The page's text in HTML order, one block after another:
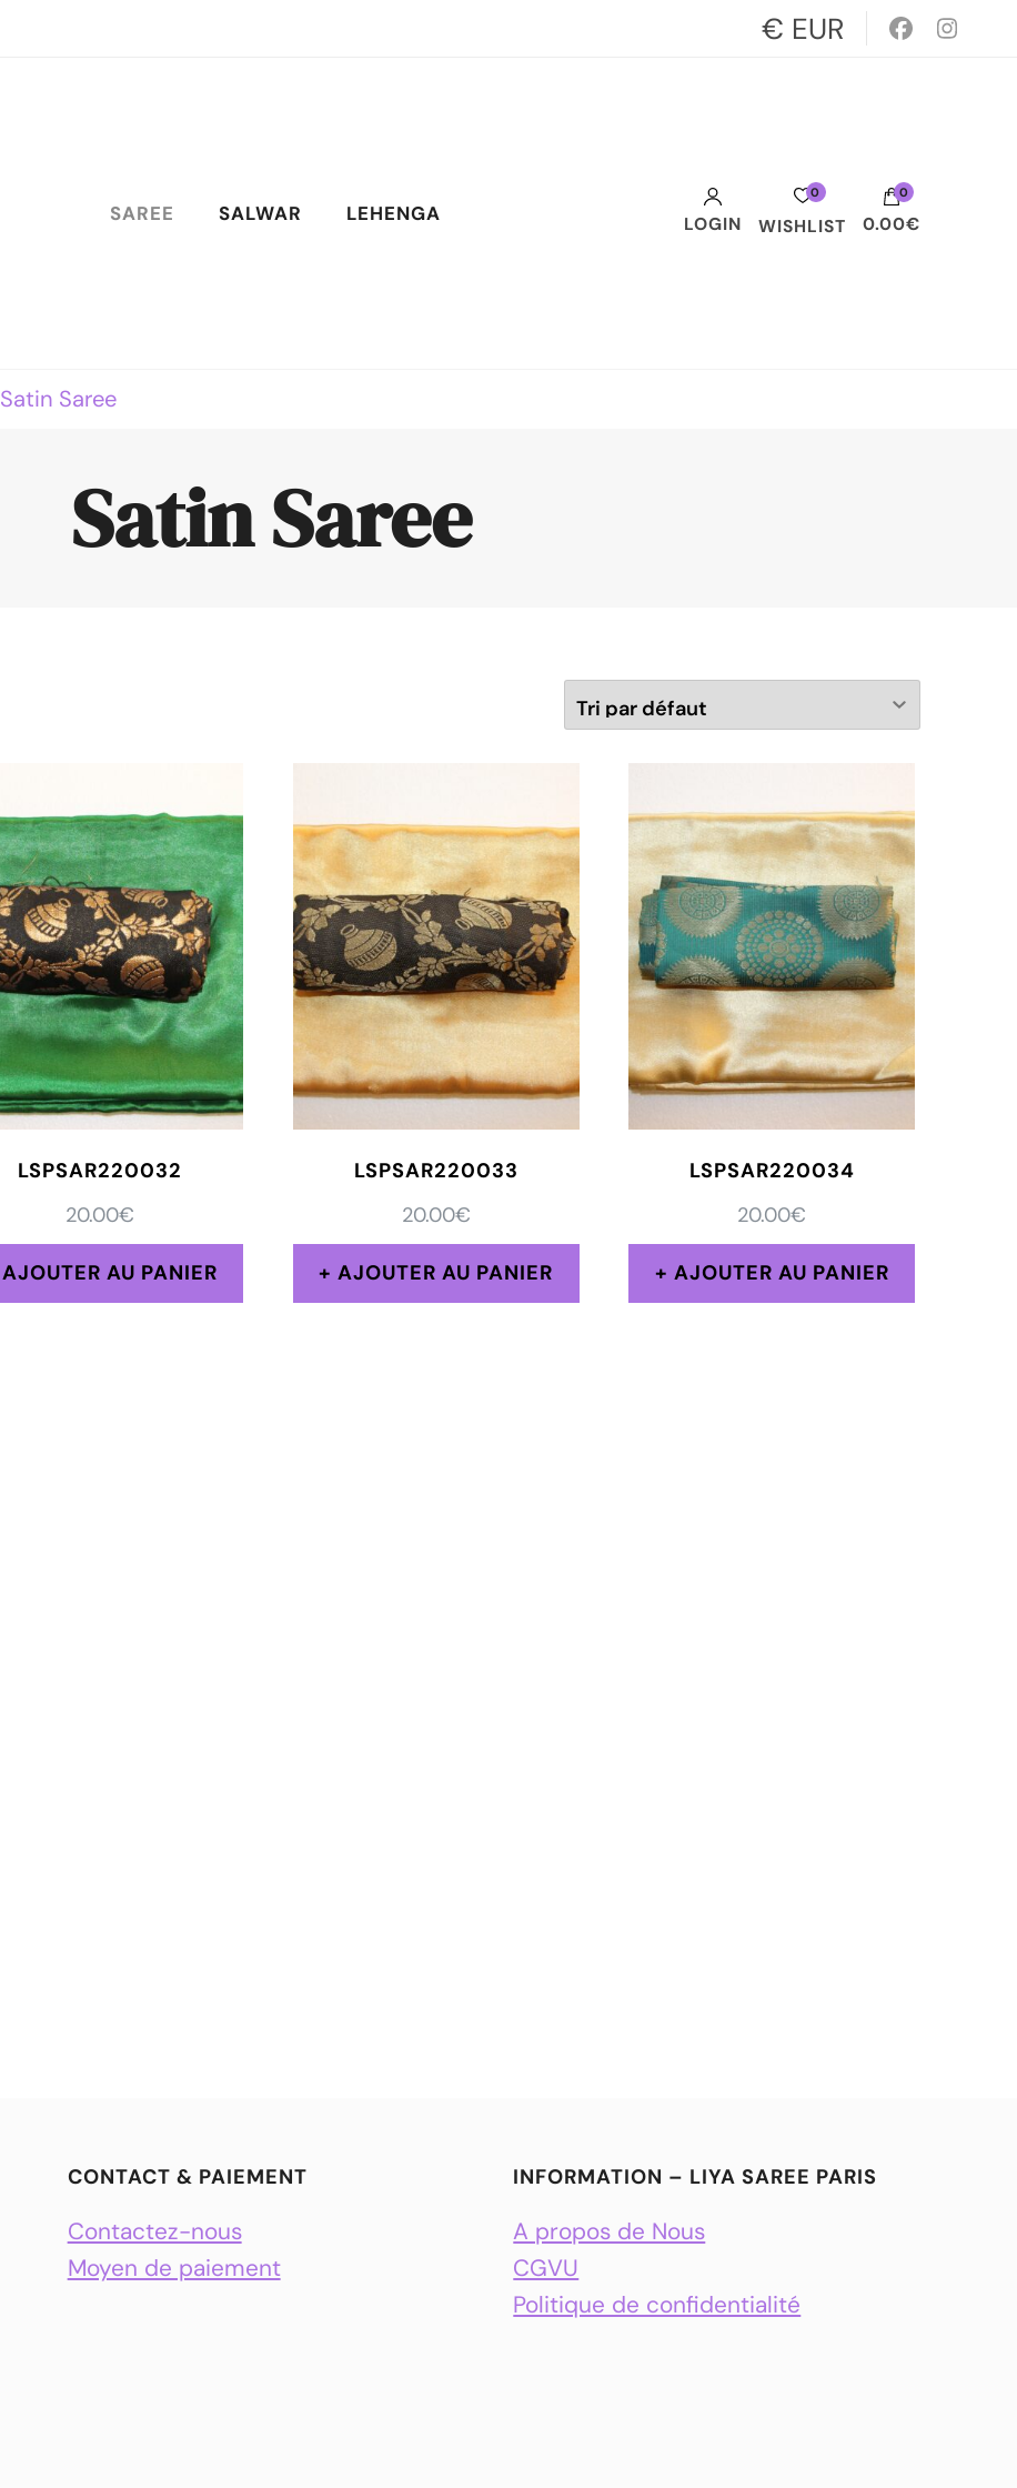
€ EUR
SAREE SALWAR LEHENGA LOGIN
0
WISHLIST
0
0.00€
Satin Saree
Satin Saree
LSPSAR220032
20.00€
AJOUTER AU PANIER
LSPSAR220033
20.00€
AJOUTER AU PANIER
LSPSAR220034
20.00€
AJOUTER AU PANIER
CONTACT & PAIEMENT
Contactez-nous
Moyen de paiement
INFORMATION – LIYA SAREE PARIS
A propos de Nous
CGVU
Politique de confidentialité